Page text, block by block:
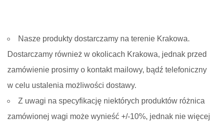
Nasze produkty dostarczamy na terenie Krakowa.
Dostarczamy również w okolicach Krakowa, jednak przed
zamówienie prosimy o kontakt mailowy, bądź telefoniczny
w celu ustalenia możliwości dostawy.
Z uwagi na specyfikację niektórych produktów różnica
zamówionej wagi może wynieść +/-10%, jednak nie więcej